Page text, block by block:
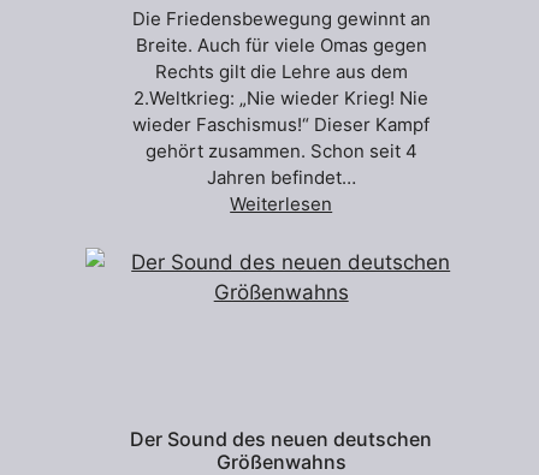
Die Friedensbewegung gewinnt an
Breite. Auch für viele Omas gegen
Rechts gilt die Lehre aus dem
2.Weltkrieg: „Nie wieder Krieg! Nie
wieder Faschismus!“ Dieser Kampf
gehört zusammen. Schon seit 4
Jahren befindet…
Weiterlesen
Der Sound des neuen deutschen
Größenwahns